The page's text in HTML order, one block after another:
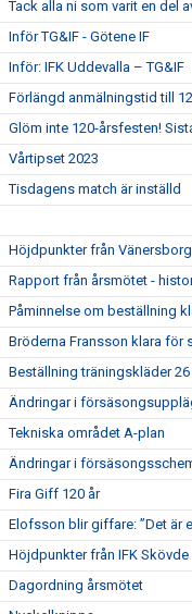
Tack alla ni som varit en del
Inför TG&IF - Götene IF
Inför: IFK Uddevalla – TG&IF
Förlängd anmälningstid till
Glöm inte 120-årsfesten!
Vårtipset 2023
Tisdagens match är inställd
Höjdpunkter från
Rapport från årsmötet -
Påminnelse om beställning
Bröderna Fransson klara för
Beställning träningskläder
Ändringar i
Tekniska området A-plan
Ändringar i
Fira Giff 120 år
Elofsson blir giffare: ”Det är
Höjdpunkter från IFK Skövde
Dagordning årsmötet